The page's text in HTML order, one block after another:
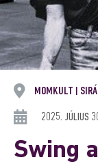
MOMKULT
2025. JÚLIUS
Swing